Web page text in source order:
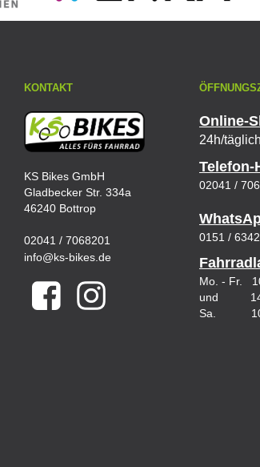
KONTAKT
KS Bikes GmbH
Gladbecker Str. 334a
46240 Bottrop
02041 / 7068201
info@ks-bikes.de
Online-
24h/täglich
Telefon-
02041 /
0151 /
Mo. - Fr.
und
Sa.